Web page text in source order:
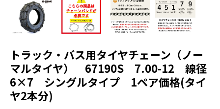
トラック・バス用タイヤチェーン（ノー
マルタイヤ） 67190S 7.00-12 線径
6×7 シングルタイプ 1ペア価格(タイ
ヤ2本分)